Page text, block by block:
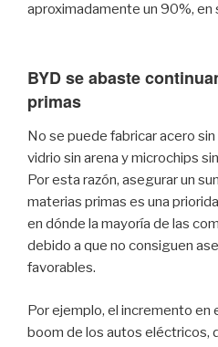
aproximadamente un 90%, en
BYD se abaste
primas
No se puede fabricar acero
vidrio sin arena y microchips
Por esta razón, asegurar un
materias primas es una
en dónde la mayoría de las
debido a que no consiguen
favorables.
Por ejemplo, el incremento en
boom de los autos eléctricos,